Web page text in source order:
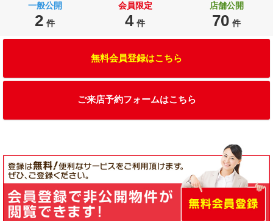
一般公開
2 件
会員限定
4 件
店舗公開
70 件
無料会員登録はこちら
ご来店予約フォームはこちら